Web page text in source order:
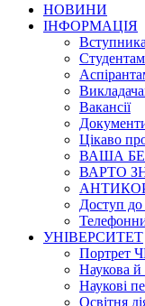
НОВИНИ
ІНФОРМАЦІЯ
Студентам
Вакансії
Цікаво
ВАША
ВАРТО
Доступ до
УНІВЕРСИТЕТ
Портрет
Наукова й
Наукові
Освітня